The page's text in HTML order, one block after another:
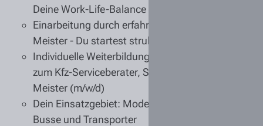
Deine Work-Life-Balance
Einarbeitung durch erfahrene Kollegen und
Meister- Du startest strukturiert in Dein Team
Individuelle Weiterbildungsmöglichkeiten, z.B.
zum Kfz-Serviceberater, Servicetechniker oder
Meister (m/w/d)
Dein Einsatzgebiet: Moderne
Busse und Transporter